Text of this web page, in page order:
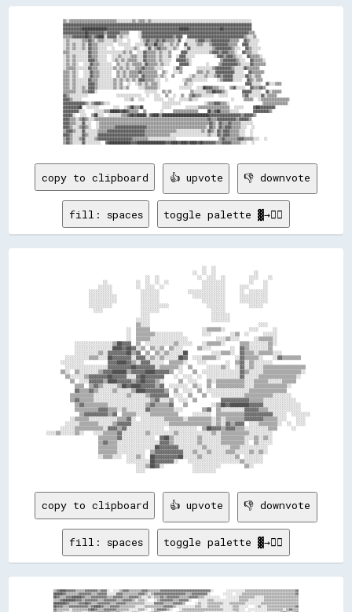
copy to clipboard 👍 upvote 👎 downvote
fill: spaces toggle palette ▓→✊🏽
                                                                    ░░  ░░
                                                                ░░  ░░  ░░                ░░
                                            ░░  ░░                ░░  ░░░░  ░░          ░░░░    ░░
                          ░░            ░░  ░░  ░░  ░░              ░░░░░░░░░░          ░░    ░░
                        ░░░░░░          ░░  ░░░░  ░░                ░░░░░░░░░░      ░░░░      ░░
                    ░░░░░░░░░░            ░░░░░░░░            ░░░░░░░░░░░░░░░░      ░░  ░░░░░░░░
                    ░░░░░░░░░░░░          ░░░░░░░░              ░░░░░░░░░░░░░░      ░░░░░░░░░░░░
                    ░░░░░░░░░░░░          ░░░░░░░░                  ░░░░░░░░░░      ░░░░░░░░░░░░
                    ░░░░░░░░░░            ░░░░░░░░░░░░                ░░░░░░░░          ░░░░░░
                      ░░░░                ░░░░░░░░                      ░░░░░░
                                          ░░░░                          ░░░░░░░░
                                        ░░░░░░                          ░░░░░░░░
                                        ▒▒░░░░                                              ░░░░
                                    ░░  ▒▒▒▒▒▒                      ░░▒▒▒▒▒▒░░          ░░░░      ░░
                                    ░░  ▒▒▒▒▒▒▒▒░░░░░░░░░░░░        ░░░░        ░░▒▒  ░░      ░░░░░░
                                    ░░  ▒▒▒▒▒▒░░░░░░░░░░░░░░░░            ░░░░▒▒░░░░      ░░▒▒▒▒▒▒░░
              ░░░░░░░░░░░░░░░░▒▒██▓▓▓▓  ▒▒  ░░░░░░░░░░░░▒▒░░░░░░    ░░▒▒▒▒▒▒░░      ▒▒▒▒░░░░░░░░▒▒░░
              ░░░░░░░░░░░░░░░░████▓▓██▓▓░░▒▒  ▒▒░░▒▒  ▒▒░░░░      ▒▒░░░░        ░░  ▓▓▒▒░░░░░░░░▒▒
              ░░░░░░░░░░▒▒░░▓▓▓▓▓▓▓▓██▒▒▓▓  ▒▒  ▒▒░░▒▒░░░░░░██          ░░░░▒▒▒▒░░  ▓▓▒▒▒▒░░▒▒▒▒▒▒░░░░
          ░░░░░░░░░░▒▒▒▒░░░░██▓▓▓▓▓▓▓▓░░▓▓▓▓░░▒▒░░▒▒░░░░░░██▓▓  ░░░░▒▒▒▒▒▒░░      ░░▓▓▒▒▒▒▒▒░░    ░░▓▓▒▒▒▒▒▒▒▒
        ░░░░░░░░░░          ▓▓▓▓████▓▓▒▒░░▓▓▓▓░░░░░░  ▒▒▒▒▒▒░░    ░░░░        ░░  ▒▒▓▓░░▒▒░░░░░░░░
          ░░░░░░░░░░░░░░░░░░▓▓▓▓▓▓▓▓▓▓██▓▓▓▓▓▓▓▓░░▒▒▒▒▒▒▒▒░░  ▒▒      ░░░░░░▒▒░░  ░░▓▓░░▒▒░░░░▒▒▒▒▒▒▒▒▒▒▒▒▒▒▒▒▒▒
        ▒▒░░  ▒▒░░░░░░░░▒▒▓▓▓▓██████▒▒▓▓▓▓▓▓████▓▓▓▓▓▓▒▒  ░░    ▒▒  ░░░░░░░░░░░░░░░░▓▓▒▒░░░░░░▒▒▒▒▒▒▒▒▒▒▒▒▒▒▒▒░░
          ▒▒░░░░░░▒▒▓▓▓▓▓▓▓▓██▓▓▓▓▓▓░░░░▓▓██▓▓▓▓▓▓▓▓    ░░  ░░░░  ░░  ░░░░░░░░░░░░░░▓▓░░░░░░▒▒▒▒▒▒▒▒▒▒▒▒▒▒▒▒░░
            ▒▒  ░░░░▓▓▓▓▓▓▒▒████▓▓▓▓▓▓▒▒▓▓██▓▓▓▓▒▒░░      ▒▒  ░░░░    ▒▒░░▒▒▒▒▒▒▒▒▒▒▒▒░░░░▒▒▒▒▒▒░░░░░░▒▒▒▒▒▒
              ▒▒▒▒  ▒▒▓▓▒▒░░░░░░▒▒██▓▓████▓▓▓▓▓▓▒▒▓▓  ░░░░░░░░  ▒▒░░  ▒▒  ▒▒▒▒▒▒▒▒▒▒▒▒░░░░▒▒▒▒▒▒▒▒▒▒▒▒▒▒░░
              ▓▓▒▒▒▒▓▓▒▒░░░░░░▒▒░░░░░░▒▒████▓▓▓▓▓▓▓▓▒▒  ▒▒  ░░░░  ▒▒  ░░░░░░░░░░░░░░░░░░▒▒▒▒▒▒▒▒▒▒▒▒▒▒▒▒
            ▒▒▒▒▒▒▒▒▒▒░░░░░░░░░░░░░░▒▒░░░░░░▒▒▓▓▓▓▓▓▓▓  ░░░░  ▒▒    ▒▒  ░░░░░░░░░░░░░░▒▒▒▒▒▒▒▒▒▒▒▒░░░░░░░░
            ▒▒▓▓▒▒▒▒▒▒░░░░░░░░░░░░░░░░░░░░░░░░▒▒▓▓░░░░▒▒  ░░░░  ▒▒          ▓▓▓▓▓▓▓▓▓▓▓▓▒▒▒▒▒▒░░░░░░░░░░░░░░
              ▒▒▓▓▒▒▒▒▒▒▒▒▒▒░░░░░░░░░░░░░░░░▒▒▓▓▒▒▒▒▒▒▓▓    ▒▒          ░░▒▒██▓▓████████▓▓▓▓▓▓░░░░░░░░░░░░░░░░
              ▒▒▒▒▒▒▒▒▒▒▓▓▓▓▒▒▒▒░░▒▒░░░░░░░░▓▓▒▒▒▒▒▒▒▒▒▒░░░░        ▒▒▓▓  ▒▒░░░░░░░░░░▓▓▓▓▓▓▒▒▒▒░░░░░░░░░░░░░░
                ▒▒▓▓▓▓▓▓▓▓▓▓▒▒▓▓  ▒▒▒▒▒▒░░░░░░▒▒▒▒▒▒▒▒▒▒▒▒      ░░░░░░░░  ▒▒▒▒▒▒▒▒▒▒▒▒▓▓▓▓▓▓▓▓▓▓▓▓░░░░░░  ░░░░░░░░
            ░░▒▒▒▒▒▒░░░░░░░░░░░░▒▒▒▒▓▓░░  ░░░░░░░░░░▒▒▒▒▒▒▒▒░░▒▒▒▒▒▒▒▒▒▒░░▒▒░░▒▒▒▒▒▒▒▒▓▓▓▓▓▓▓▓▒▒▒▒▒▒░░░░    ░░░░
          ░░░░░░▒▒▒▒▒▒▒▒░░░░░░▒▒▓▓▓▓▓▓░░░░░░░░░░░░░░░░▒▒▒▒▒▒▒▒▒▒▒▒▒▒▒▒▒▒░░▒▒░░▓▓▒▒▓▓▓▓  ░░░░▒▒▒▒▒▒▒▒░░  ░░  ░░░░
        ░░░░░░▒▒▒▒▒▒▒▒▒▒▒▒░░▓▓▓▓▒▒▓▓░░░░░░░░░░░░░░░░  ░░░░░░░░░░░░  ▒▒██▓▓▓▓▒▒▓▓▓▓▒▒▒▒░░░░░░░░░░▒▒▒▒      ░░
  ░░░░▒▒░░░░░░▒▒░░    ░░░░▒▒▒▒▒▒▓▓░░░░░░░░░░▒▒░░░░░░░░░░▒▒░░░░░░░░░░░░░░▒▒░░▒▒▒▒▒▒▒▒▒▒▒▒░░░░░░░░░░
                        ▒▒▒▒▒▒▒▒▓▓░░░░░░░░░░░░░░  ▓▓██▒▒░░░░░░░░░░▒▒░░░░░░░░▒▒▒▒▒▒▒▒▒▒░░░░▒▒░░▒▒░░
                        ▒▒▓▓▒▒▒▒░░░░░░░░░░░░░░░░░░▓▓▓▓▒▒░░░░░░░░░░▒▒░░░░░░░░▒▒▒▒▒▒▒▒▒▒░░  ▒▒░░░░░░
                        ▒▒▒▒▒▒▒▒░░░░░░░░░░░░░░░░██▓▓▓▓▓▓▓▓░░░░░░░░░░▒▒░░░░░░░░░░▒▒▒▒░░░░░░░░░░░░
                        ▒▒▒▒▒▒▒▒░░░░░░░░░░░░  ▒▒▓▓▓▓▓▓▓▓▓▓▓▓░░░░▒▒░░░░▒▒░░░░░░▒▒▒▒░░░░░░▒▒░░▒▒░░
                        ░░▒▒▒▒░░░░  ░░░░▒▒░░  ██▓▓▓▓▓▓▓▓▓▓██░░░░░░▒▒░░░░░░░░░░░░░░▒▒  ░░░░░░░░
                                    ░░░░░░░░░░██▓▓▓▓▓▓▓▓░░    ░░░░░░░░░░░░░░░░░░░░░░▒▒░░░░░░░░
                                        ░░░░▒▒██▓▓░░            ░░░░░░░░░░░░          ▒▒░░
copy to clipboard 👍 upvote 👎 downvote
fill: spaces toggle palette ▓→✊🏽
▒▒▓▓████▓▓▓▓▓▓▒▒▒▒▒▒▓▓▓▓▓▓▓▓▒▒▓▓▓▓░░  ░░░░▒▒▓▓▓▓▒▒▒▒▒▒▒▒▓▓▓▓▒▒▒▒▒▒▒▒▓▓▓▓▓▓▓▓▓▓▓▓▓▓▓▓▓▓▓▓▓▓▓▓▓▓▓▓▓▓▓▓░░        ░░░░░░░░░░░░▒▒▒▒▒▒▒▒▒▒▒▒▒▒▒▒▒▒▒▒▒▒▒▒▒▒▒▒▒▒▒▒▓▓
██████▓▓▒▒▒▒▒▒▒▒▓▓▓▓▓▓▓▓▒▒▒▒▓▓▓▓▓▓░░░░░░▓▓▓▓▒▒▒▒▒▒▒▒▒▒▓▓▓▓▒▒░░▒▒▓▓▓▓▓▓▓▓▓▓▓▓▓▓▓▓▓▓▓▓▒▒▒▒▓▓▓▓▓▓▓▓▓▓░░        ░░░░░░  ░░░░▒▒▒▒▒▒▒▒▒▒▒▒▒▒▒▒▒▒▒▒▒▒▒▒▒▒▒▒▒▒▒▒▒▒▓▓
██▓▓▒▒▒▒▓▓▓▓██████▓▓▒▒▒▒▓▓▓▓▓▓▓▓▓▓▒▒▒▒▓▓▓▓▓▓▒▒▒▒▓▓▓▓▓▓▒▒░░░░▒▒░░▒▒▒▒▓▓▒▒▓▓▓▓▓▓▓▓▒▒▒▒▒▒▓▓▓▓▓▓▒▒▒▒░░░░░░░░░░    ░░░░░░░░▒▒▒▒▒▒▒▒▒▒░░░░░░▒▒▒▒▒▒▒▒▒▒▒▒▒▒▒▒▒▒▒▒▒▒
▒▒▒▒▓▓████████▓▓▓▓▒▒▓▓▓▓▓▓▓▓▒▒▒▒▓▓▓▓▓▓▓▓▒▒▒▒▓▓▓▓▓▓▒▒░░▒▒▒▒░░    ░░▒▒▓▓▓▓▓▓▓▓▒▒▒▒▓▓▓▓▓▓░░    ░░░░░░▒▒▒▒░░░░░░░░░░░░░░░░▒▒▒▒▒▒░░░░░░░░░░▒▒▒▒▒▒▒▒▒▒▒▒▒▒▒▒▒▒▒▒▒▒
████████▓▓▒▒▒▒▒▒▓▓▓▓██▓▓▒▒▒▒▓▓▓▓▓▓▓▓▒▒▒▒▓▓▓▓▓▓▒▒▒▒▒▒▒▒▒▒▒▒░░░░░░▓▓▓▓▓▓▒▒▒▒▒▒▓▓▓▓▓▓▒▒      ░░▒▒░░░░▒▒▒▒▒▒▒▒▒▒░░░░▒▒▒▒▒▒▒▒▒▒░░░░░░░░░░▒▒▒▒▒▒▒▒▒▒▒▒▒▒▒▒▒▒▒▒▒▒▒▒
██▓▓▓▓▒▒▒▒▓▓▓▓▓▓▓▓▓▓▓▓▒▒▓▓████▓▓▒▒▒▒▓▓▓▓▓▓▒▒▒▒▒▒▒▒▒▒░░░░░░▒▒▒▒▒▒▒▒▒▒▒▒▓▓▓▓▓▓▒▒░░░░░░░░░░░░▒▒▒▒░░░░▒▒▒▒▒▒▒▒░░░░░░░░▒▒▒▒░░░░░░    ░░▒▒░░░░▒▒▒▒▒▒▒▒▒▒▒▒▒▒▒▒▒▒▓▓
▓▓▒▒▒▒▒▒▒▒░░▒▒▒▒▒▒▒▒▒▒▓▓██▓▓▒▒▒▒▓▓▓▓▓▓▓▓▒▒▒▒▒▒▒▒░░░░░░▒▒▒▒░░  ░░▒▒▓▓▓▓▓▓▒▒░░    ░░▒▒▒▒▒▒▒▒▒▒▒▒▒▒▒▒▒▒▒▒▒▒▒▒▒▒░░░░░░▒▒▒▒░░░░  ░░░░░░░░░░░░▒▒▒▒▒▒▒▒▒▒░░▒▒▓▓▒▒▒▒